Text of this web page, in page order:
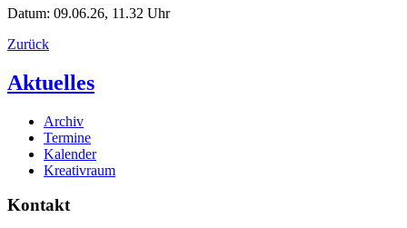
Datum: 09.06.26, 11.32 Uhr
Zurück
Aktuelles
Archiv
Termine
Kalender
Kreativraum
Kontakt